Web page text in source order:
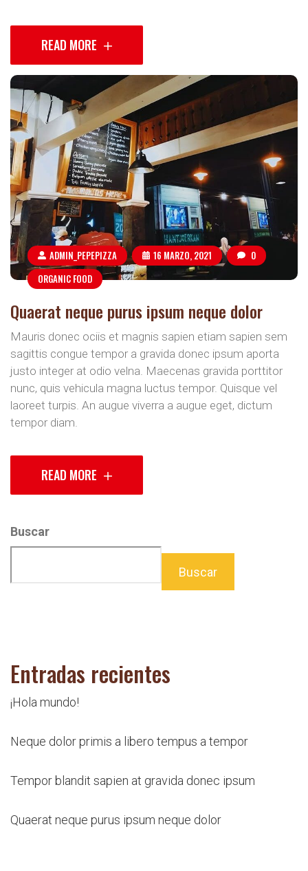
READ MORE
ADMIN_PEPEPIZZA 16 MARZO, 2021
0
ORGANIC FOOD
Quaerat neque purus ipsum neque dolor
Mauris donec ociis et magnis sapien etiam sapien sem
sagittis congue tempor a gravida donec ipsum aporta
justo integer at odio velna. Maecenas gravida porttitor
nunc, quis vehicula magna luctus tempor. Quisque vel
laoreet turpis. An augue viverra a augue eget, dictum
tempor diam.
READ MORE
Buscar
Buscar
Entradas recientes
¡Hola mundo!
Neque dolor primis a libero tempus a tempor
Tempor blandit sapien at gravida donec ipsum
Quaerat neque purus ipsum neque dolor